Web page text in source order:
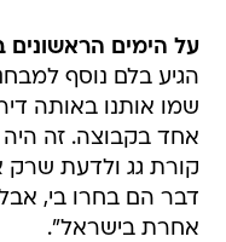
על הימים
הגיע בלם נוסף
שמו אותנו באותה
אחד בקבוצה. זה
קורת גג ולדעת שרק
דבר הם בחרו בי,
אחרת בישראל".